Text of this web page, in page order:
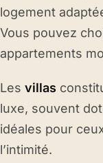
logement
Vous pouvez
appartements
Les villas
luxe, souvent
idéales pour
l’intimité.